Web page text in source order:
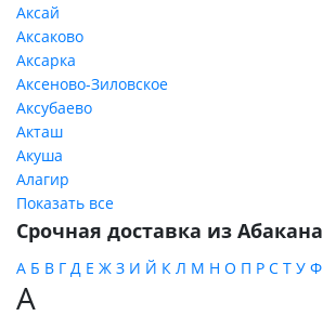
Аксай
Аксаково
Аксарка
Аксеново-Зиловское
Аксубаево
Акташ
Акуша
Алагир
Показать все
Срочная доставка из Абакана
А Б В Г Д Е Ж З И Й К Л М Н О П Р С Т У Ф
А